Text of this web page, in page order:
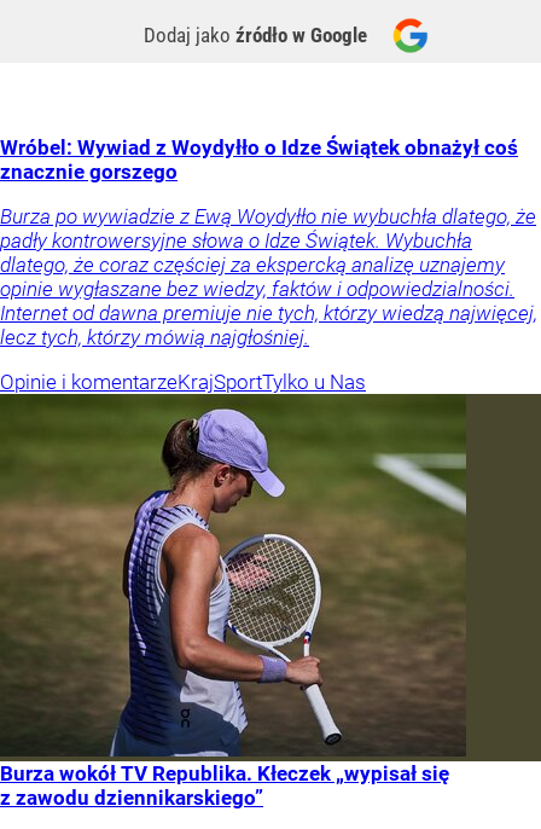
Dodaj jako źródło w Google
Wróbel: Wywiad z Woydyłło o Idze Świątek obnażył coś
znacznie gorszego
Burza po wywiadzie z Ewą Woydyłło nie wybuchła dlatego, że
padły kontrowersyjne słowa o Idze Świątek. Wybuchła
dlatego, że coraz częściej za ekspercką analizę uznajemy
opinie wygłaszane bez wiedzy, faktów i odpowiedzialności.
Internet od dawna premiuje nie tych, którzy wiedzą najwięcej,
lecz tych, którzy mówią najgłośniej.
Opinie i komentarzeKrajSportTylko u Nas
Burza wokół TV Republika. Kłeczek „wypisał się
z zawodu dziennikarskiego”